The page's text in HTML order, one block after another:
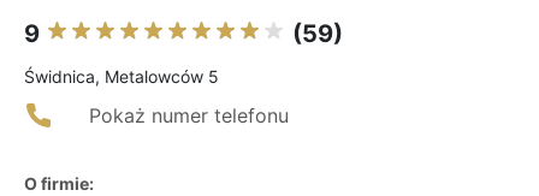
9 (59)
Świdnica, Metalowców 5
Pokaż numer telefonu
O firmie: